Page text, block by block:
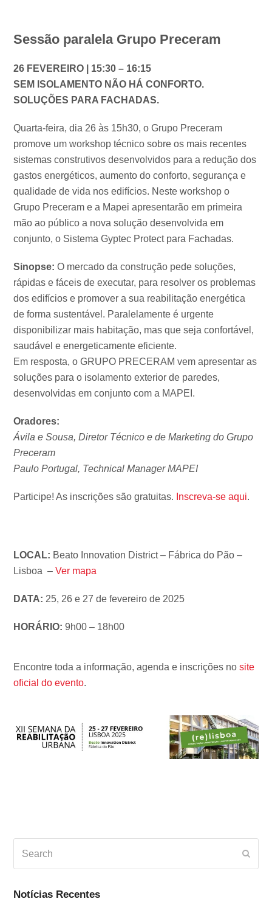
Sessão paralela Grupo Preceram
26 FEVEREIRO | 15:30 – 16:15
SEM ISOLAMENTO NÃO HÁ CONFORTO.
SOLUÇÕES PARA FACHADAS.
Quarta-feira, dia 26 às 15h30, o Grupo Preceram
promove um workshop técnico sobre os mais recentes
sistemas construtivos desenvolvidos para a redução dos
gastos energéticos, aumento do conforto, segurança e
qualidade de vida nos edifícios. Neste workshop o
Grupo Preceram e a Mapei apresentarão em primeira
mão ao público a nova solução desenvolvida em
conjunto, o Sistema Gyptec Protect para Fachadas.
Sinopse: O mercado da construção pede soluções,
rápidas e fáceis de executar, para resolver os problemas
dos edifícios e promover a sua reabilitação energética
de forma sustentável. Paralelamente é urgente
disponibilizar mais habitação, mas que seja confortável,
saudável e energeticamente eficiente.
Em resposta, o GRUPO PRECERAM vem apresentar as
soluções para o isolamento exterior de paredes,
desenvolvidas em conjunto com a MAPEI.
Oradores:
Ávila e Sousa, Diretor Técnico e de Marketing do Grupo
Preceram
Paulo Portugal, Technical Manager MAPEI
Participe! As inscrições são gratuitas. Inscreva-se aqui.
LOCAL: Beato Innovation District – Fábrica do Pão –
Lisboa –Ver mapa
DATA: 25, 26 e 27 de fevereiro de 2025
HORÁRIO: 9h00 – 18h00
Encontre toda a informação, agenda e inscrições nosite
oficial do evento.
Notícias Recentes